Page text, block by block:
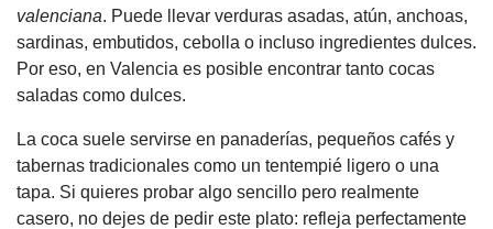
valenciana. Puede llevar verduras asadas, atún, anchoas,
sardinas, embutidos, cebolla o incluso ingredientes dulces.
Por eso, en Valencia es posible encontrar tanto cocas
saladas como dulces.
La coca suele servirse en panaderías, pequeños cafés y
tabernas tradicionales como un tentempié ligero o una
tapa. Si quieres probar algo sencillo pero realmente
casero, no dejes de pedir este plato: refleja perfectamente